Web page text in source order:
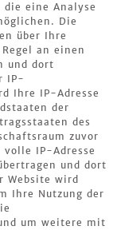
die eine Analyse
Die
über Ihre
an einen
und dort
IP-
Ihre IP-Adresse
der
des
zuvor
IP-Adresse
und dort
Website wird
Ihre Nutzung der
um weitere mit